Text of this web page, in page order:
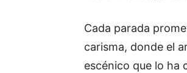
Cada parada
carisma, donde el
escénico que lo ha